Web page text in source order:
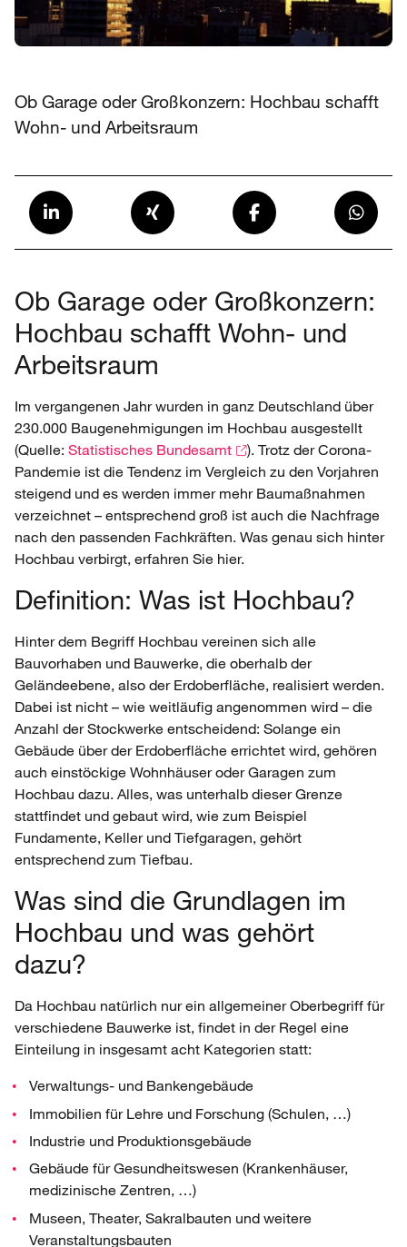
Ob Garage oder Großkonzern: Hochbau schafft
Wohn- und Arbeitsraum
Ob Garage oder Großkonzern:
Hochbau schafft Wohn- und
Arbeitsraum
Im vergangenen Jahr wurden in ganz Deutschland über
230.000 Baugenehmigungen im Hochbau ausgestellt
(Quelle: Statistisches Bundesamt
). Trotz der Corona-
Pandemie ist die Tendenz im Vergleich zu den Vorjahren
steigend und es werden immer mehr Baumaßnahmen
verzeichnet – entsprechend groß ist auch die Nachfrage
nach den passenden Fachkräften. Was genau sich hinter
Hochbau verbirgt, erfahren Sie hier.
Definition: Was ist Hochbau?
Hinter dem Begriff Hochbau vereinen sich alle
Bauvorhaben und Bauwerke, die oberhalb der
Geländeebene, also der Erdoberfläche, realisiert werden.
Dabei ist nicht – wie weitläufig angenommen wird – die
Anzahl der Stockwerke entscheidend: Solange ein
Gebäude über der Erdoberfläche errichtet wird, gehören
auch einstöckige Wohnhäuser oder Garagen zum
Hochbau dazu. Alles, was unterhalb dieser Grenze
stattfindet und gebaut wird, wie zum Beispiel
Fundamente, Keller und Tiefgaragen, gehört
entsprechend zum Tiefbau.
Was sind die Grundlagen im
Hochbau und was gehört
dazu?
Da Hochbau natürlich nur ein allgemeiner Oberbegriff für
verschiedene Bauwerke ist, findet in der Regel eine
Einteilung in insgesamt acht Kategorien statt:
Verwaltungs- und Bankengebäude
Immobilien für Lehre und Forschung (Schulen, …)
Industrie und Produktionsgebäude
Gebäude für Gesundheitswesen (Krankenhäuser,
medizinische Zentren, …)
Museen, Theater, Sakralbauten und weitere
Veranstaltungsbauten